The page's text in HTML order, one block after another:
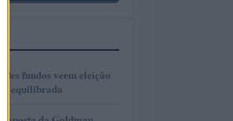
fundos veem eleição
equilibrada